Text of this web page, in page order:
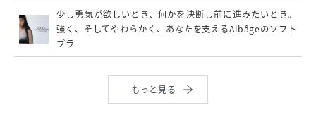
少し勇気が欲しいとき、何かを決断し前に進みたいとき。
強く、そしてやわらかく、あなたを支えるAlbâgeのソフト
ブラ
もっと見る